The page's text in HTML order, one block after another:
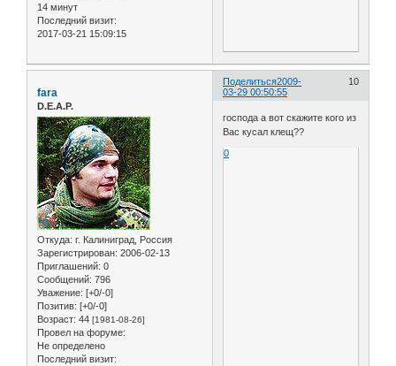
14 минут
Последний визит:
2017-03-21 15:09:15
Поделиться 10
2009-
03-29 00:50:55
fara
D.E.A.P.
Откуда: г. Калиниград, Россия
Зарегистрирован: 2006-02-13
Приглашений: 0
Сообщений: 796
Уважение: [+0/-0]
Позитив: [+0/-0]
Возраст: 44 [1981-08-26]
Провел на форуме:
Не определено
Последний визит:
господа а вот скажите кого из
Вас кусал клещ??
0